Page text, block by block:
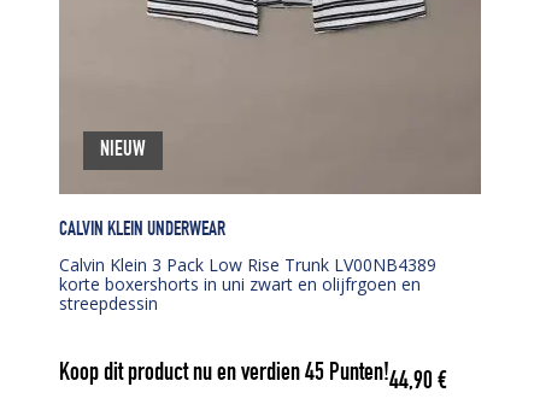
CALVIN KLEIN UNDERWEAR
Calvin Klein 3 Pack Low Rise Trunk LV00NB4389
korte boxershorts in uni zwart en olijfrgoen en
streepdessin
Koop dit product nu en verdien45 Punten!44,90€
NIEUW